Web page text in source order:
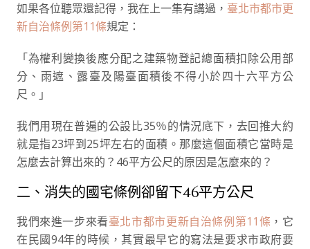
如果各位聽眾還記得，我在上一集有講過， 臺北市都市更
新自治條例第11條規定：
「為權利變換後應分配之建築物登記總面積扣除公用部
分、雨遮、露臺及陽臺面積後不得小於四十六平方公
尺。」
我們用現在普遍的公設比35％的情況底下，去回推大約
就是指23坪到25坪左右的面積。那麼這個面積它當時是
怎麼去計算出來的？46平方公尺的原因是怎麼來的？
二、消失的國宅條例卻留下46平方公尺
我們來進一步來看臺北市都市更新自治條例第11條 ，它
在民國94年的時候，其實最早它的寫法是要求市政府要